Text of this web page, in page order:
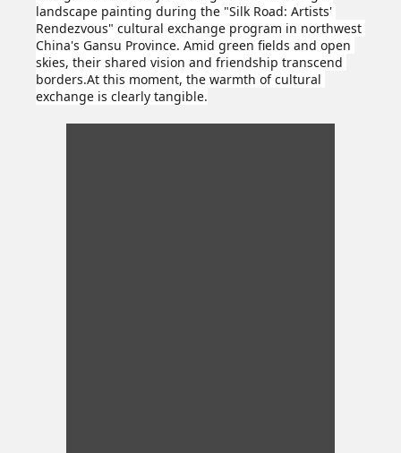
landscape painting during the "Silk Road: Artists'
Rendezvous" cultural exchange program in northwest
China's Gansu Province. Amid green fields and open
skies, their shared vision and friendship transcend
borders.At this moment, the warmth of cultural
exchange is clearly tangible.